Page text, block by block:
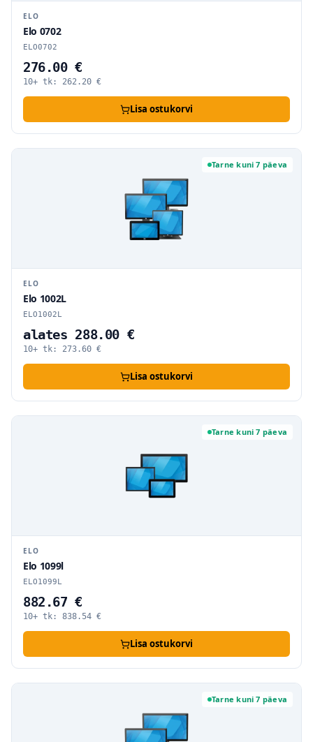
ELO
Elo 0702
ELO0702
276.00 €
10+ tk: 262.20 €
Lisa ostukorvi
Tarne kuni 7 päeva
ELO
Elo 1002L
ELO1002L
alates 288.00 €
10+ tk: 273.60 €
Lisa ostukorvi
Tarne kuni 7 päeva
ELO
Elo 1099l
ELO1099L
882.67 €
10+ tk: 838.54 €
Lisa ostukorvi
Tarne kuni 7 päeva